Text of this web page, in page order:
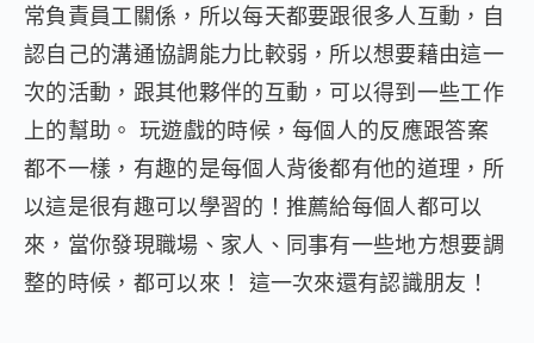
常負責員工關係，所以每天都要跟很多人互動，自
認自己的溝通協調能力比較弱，所以想要藉由這一
次的活動，跟其他夥伴的互動，可以得到一些工作
上的幫助。 玩遊戲的時候，每個人的反應跟答案
都不一樣，有趣的是每個人背後都有他的道理，所
以這是很有趣可以學習的！推薦給每個人都可以
來，當你發現職場、家人、同事有一些地方想要調
整的時候，都可以來！ 這一次來還有認識朋友！